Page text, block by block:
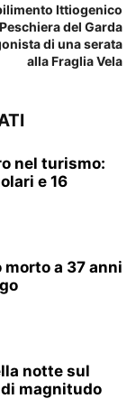
Ittiogenico
del Garda
di una serata
alla Fraglia Vela
nel turismo:
e 16
a 37 anni
notte sul
magnitudo